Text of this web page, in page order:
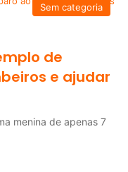
Sem categoria
de
e ajudar
menina de apenas 7